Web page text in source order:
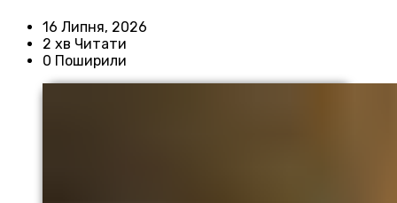
16 Липня, 2026
2 хв Читати
0 Поширили